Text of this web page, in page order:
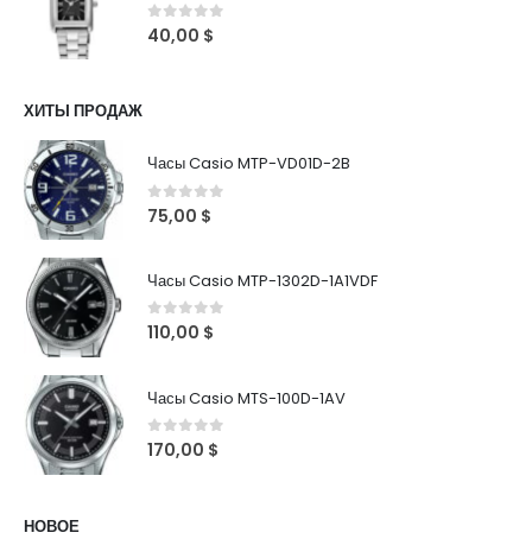
0 out of 5
40,00 $
ХИТЫ ПРОДАЖ
Часы Casio MTP-VD01D-2B
0out of 5
75,00 $
Часы Casio MTP-1302D-1A1VDF
0out of 5
110,00 $
Часы Casio MTS-100D-1AV
0out of 5
170,00 $
НОВОЕ